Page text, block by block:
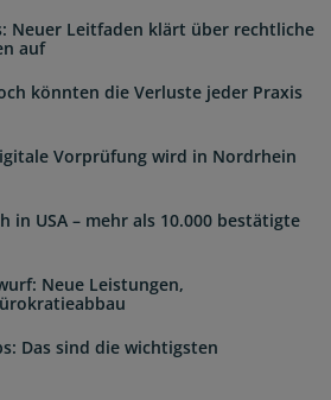
Neuer Leitfaden klärt über rechtliche
auf
könnten die Verluste jeder Praxis
Vorprüfung wird in Nordrhein
in USA – mehr als 10.000 bestätigte
Neue Leistungen,
Das sind die wichtigsten